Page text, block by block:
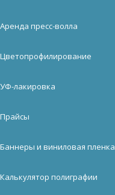
Аренда пресс-волла
Цветопрофилирование
УФ-лакировка
Прайсы
Баннеры и виниловая пленка
Калькулятор полиграфии